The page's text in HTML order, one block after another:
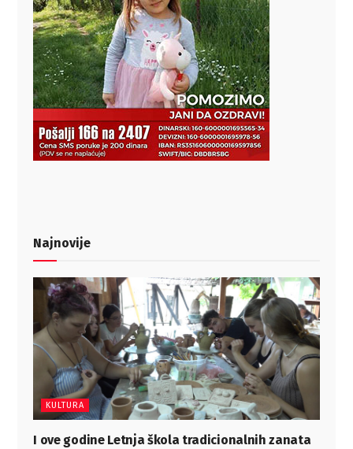
Najnovije
KULTURA
I ove godine Letnja škola tradicionalnih zanata